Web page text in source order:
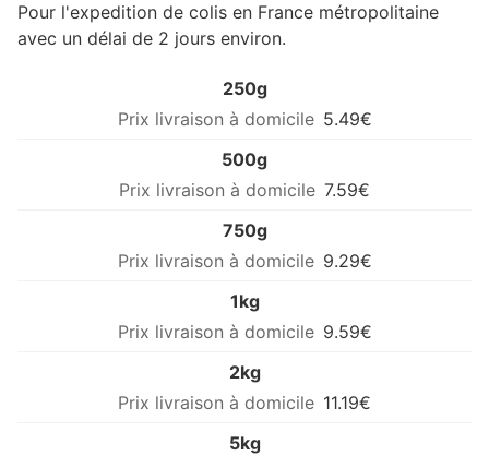
Pour l'expedition de colis en France métropolitaine
avec un délai de 2 jours environ.
250g
5.49€
500g
7.59€
750g
9.29€
1kg
9.59€
2kg
11.19€
5kg